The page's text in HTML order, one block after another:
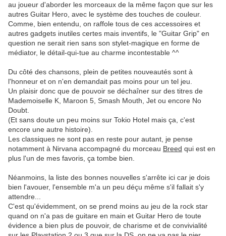
au joueur d'aborder les morceaux de la même façon que sur les
autres Guitar Hero, avec le système des touches de couleur.
Comme, bien entendu, on raffole tous de ces accessoires et
autres gadgets inutiles certes mais inventifs, le "Guitar Grip" en
question ne serait rien sans son stylet-magique en forme de
médiator, le détail-qui-tue au charme incontestable ^^
Du côté des chansons, plein de petites nouveautés sont à
l'honneur et on n'en demandait pas moins pour un tel jeu.
Un plaisir donc que de pouvoir se déchaîner sur des titres de
Mademoiselle K, Maroon 5, Smash Mouth, Jet ou encore No
Doubt.
(Et sans doute un peu moins sur Tokio Hotel mais ça, c'est
encore une autre histoire).
Les classiques ne sont pas en reste pour autant, je pense
notamment à Nirvana accompagné du morceau Breed qui est en
plus l'un de mes favoris, ça tombe bien.
Néanmoins, la liste des bonnes nouvelles s'arrête ici car je dois
bien l'avouer, l'ensemble m'a un peu déçu même s'il fallait s'y
attendre...
C'est qu'évidemment, on se prend moins au jeu de la rock star
quand on n'a pas de guitare en main et Guitar Hero de toute
évidence a bien plus de pouvoir, de charisme et de convivialité